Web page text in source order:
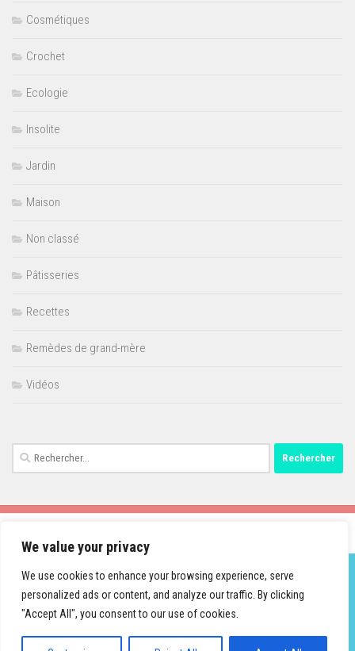
We value your privacy
We use cookies to enhance your browsing experience, serve
personalized ads or content, and analyze our traffic. By clicking
"Accept All", you consent to our use of cookies.
Cosmétiques
Crochet
Ecologie
Insolite
Jardin
Maison
Non classé
Pâtisseries
Recettes
Remèdes de grand-mère
Vidéos
Rechercher :
Fièrement propulsé par - Conçu par